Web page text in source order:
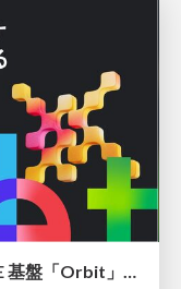
認知負荷をGemini で溶かす — GKE 基盤「Orbit」における AI エージェントの実践